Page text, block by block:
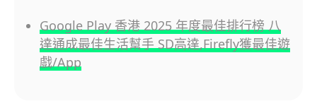
Google Play 香港 2025 年度最佳排行榜 八
達通成最佳生活幫手 SD高達,Firefly獲最佳遊
戲/App